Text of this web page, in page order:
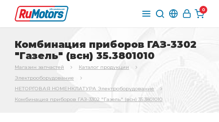
0
Комбинация приборов ГАЗ-3302
"Газель" (всн) 35.3801010
Магазин запчастей
Каталог продукции
Электрооборудование
НЕТОРГОВАЯ НОМЕНКЛАТУРА Электроборудование
Комбинация приборов ГАЗ-3302 "Газель" (всн) 35.3801010